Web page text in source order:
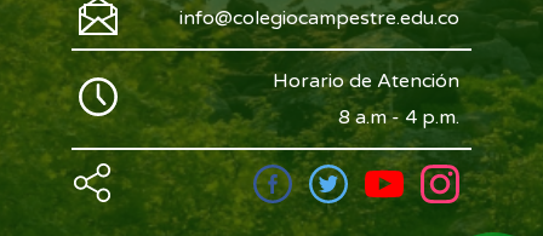
info@colegiocampestre.edu.co
Horario de Atención
8 a.m - 4 p.m.